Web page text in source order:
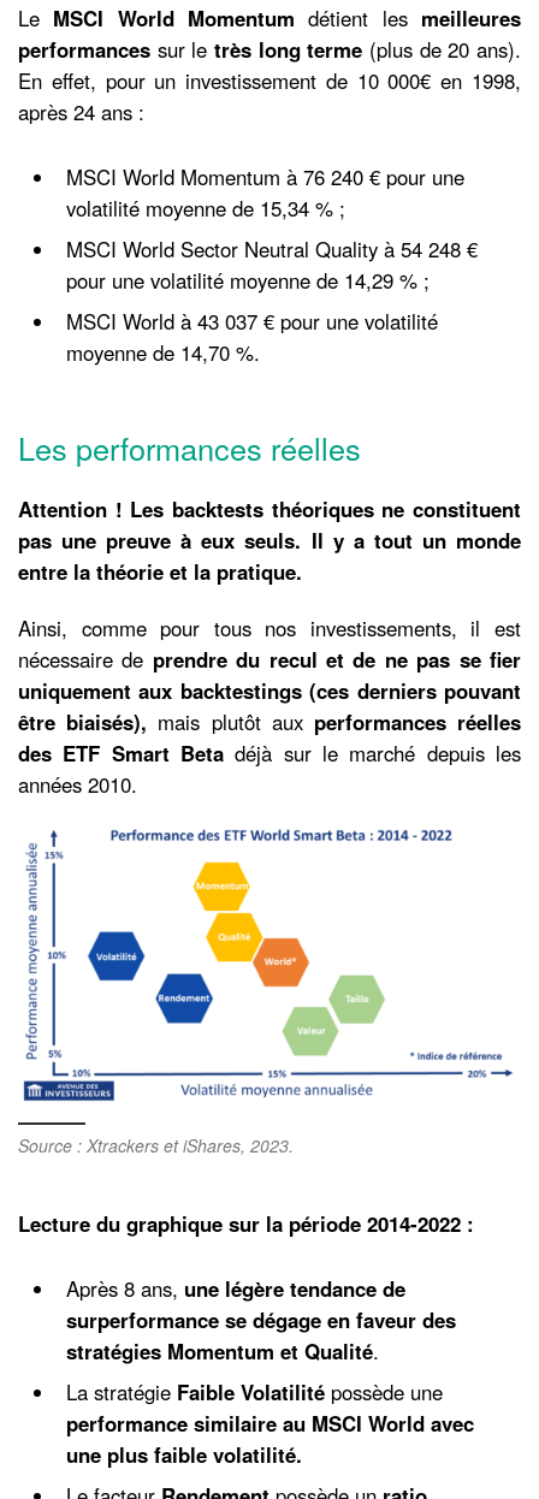
Le MSCI World Momentum détient les meilleures
performances sur le très long terme (plus de 20 ans).
En effet, pour un investissement de 10 000€ en 1998,
après 24 ans :
MSCI World Momentum à 76 240 € pour une
volatilité moyenne de 15,34 % ;
MSCI World Sector Neutral Quality à 54 248 €
pour une volatilité moyenne de 14,29 % ;
MSCI World à 43 037 € pour une volatilité
moyenne de 14,70 %.
Les performances réelles
Attention ! Les backtests théoriques ne constituent
pas une preuve à eux seuls. Il y a tout un monde
entre la théorie et la pratique.
Ainsi, comme pour tous nos investissements, il est
nécessaire de prendre du recul et de ne pas se fier
uniquement aux backtestings (ces derniers pouvant
être biaisés), mais plutôt aux performances réelles
des ETF Smart Beta déjà sur le marché depuis les
années 2010.
Source : Xtrackers et iShares, 2023.
Lecture du graphique sur la période 2014-2022 :
Après 8 ans, une légère tendance de
surperformance se dégage en faveur des
stratégies Momentum et Qualité.
La stratégie Faible Volatilité possède une
performance similaire au MSCI World avec
une plus faible volatilité.